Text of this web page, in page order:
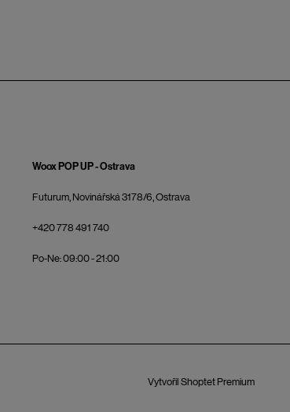
Woox POP UP - Ostrava
Futurum, Novinářská 3178/6, Ostrava
+420 778 491 740
Po-Ne: 09:00 - 21:00
Vytvořil Shoptet Premium